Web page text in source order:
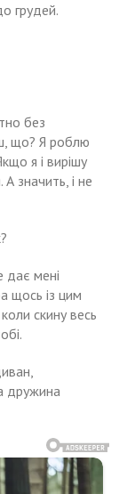
грудей.
без
що? Я роблю
я і вирішу
значить, і не
дає мені
щось із цим
скину весь
дружина